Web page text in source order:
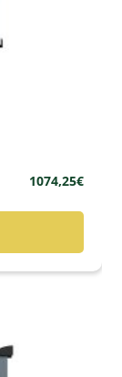
1074,25€